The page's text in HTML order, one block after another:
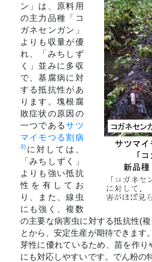
ン」は、原料用
の主力品種「コ
ガネセンガン」
よりも収量が優
れ、「みちしず
く」並みに多収
で、基腐病に対
する抵抗性があ
ります。塊根腐
敗症状の原因の
一つであるサツ
マイモつる割病
3)に対しては、
「みちしずく」
よりも強い抵抗
性を有してお
り、また、線虫
にも強く、複数
の主要な病害虫に対する抵抗性(
とから、安定生産が期待できます
芽性に優れているため、苗を作り
にも対応しやすいです。でん粉の